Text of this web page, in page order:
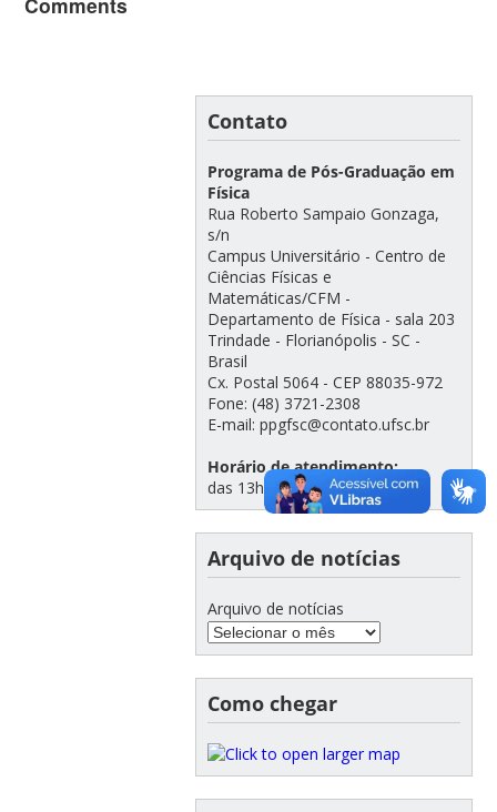
Contato
Programa de Pós-Graduação em
Física
Rua Roberto Sampaio Gonzaga,
s/n
Campus Universitário - Centro de
Ciências Físicas e
Matemáticas/CFM -
Departamento de Física - sala 203
Trindade - Florianópolis - SC -
Brasil
Cx. Postal 5064 - CEP 88035-972
Fone: (48) 3721-2308
E-mail: ppgfsc@contato.ufsc.br
Horário de atendimento:
das 13h e às 19h
Arquivo de notícias
Arquivo de notícias
Como chegar